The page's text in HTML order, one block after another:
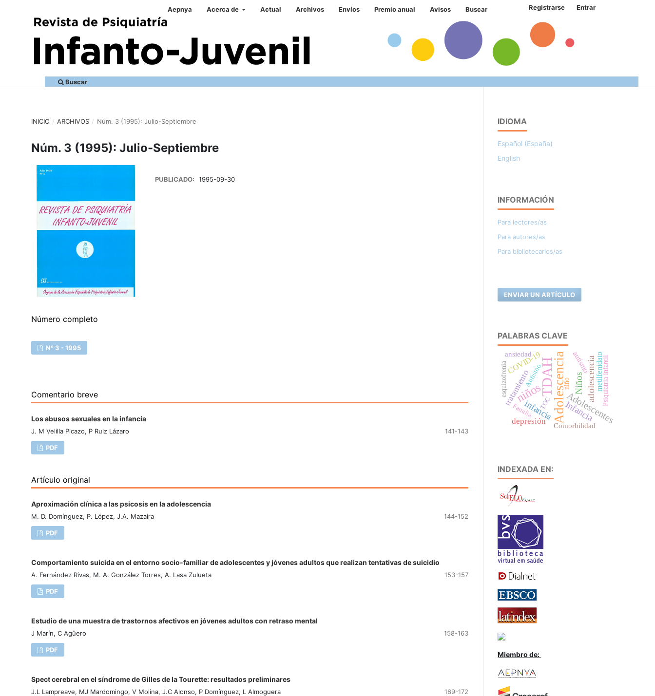
Aepnya Acerca de Actual Archivos Envíos Premio anual Avisos Buscar Registrarse Entrar
Buscar
INICIO / ARCHIVOS / Núm. 3 (1995): Julio-Septiembre
Núm. 3 (1995): Julio-Septiembre
PUBLICADO: 1995-09-30
Número completo
N° 3 - 1995
Comentario breve
Los abusos sexuales en la infancia
J. M Velilla Picazo, P Ruiz Lázaro 141-143
PDF
Artículo original
Aproximación clínica a las psicosis en la adolescencia
M. D. Domínguez, P. López, J.A. Mazaira 144-152
PDF
Comportamiento suicida en el entorno socio-familiar de adolescentes y jóvenes adultos que realizan tentativas de suicidio
A. Fernández Rivas, M. A. González Torres, A. Lasa Zulueta 153-157
PDF
Estudio de una muestra de trastornos afectivos en jóvenes adultos con retraso mental
J Marín, C Agüero 158-163
PDF
Spect cerebral en el síndrome de Gilles de la Tourette: resultados preliminares
J.L Lampreave, MJ Mardomingo, V Molina, J.C Alonso, P Domínguez, L Almoguera 169-172
IDIOMA
Español (España)
English
INFORMACIÓN
Para lectores/as
Para autores/as
Para bibliotecarios/as
ENVIAR UN ARTÍCULO
PALABRAS CLAVE
TDAHAdolescencia
niños Adolescentes
Infancia
adolescencia
Niños
infancia
tratamiento
depresión
COVID-19 autismo metilfenidato
Autismo
ansiedad
Comorbilidad
TOC
Familia
Psiquiatría infantil
niño
esquizofrenia
INDEXADA EN:
Miembro de: